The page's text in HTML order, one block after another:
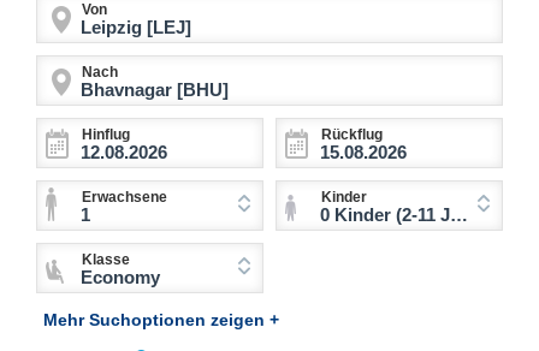
Von
Nach
Hinflug Rückflug
Erwachsene
1
Kinder
0 Kinder (2-11 Jahre)
Klasse
Economy
Mehr Suchoptionen zeigen +